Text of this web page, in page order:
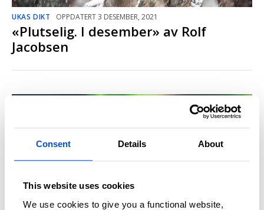
Consent Details About
This website uses cookies
We use cookies to give you a functional website,
UKAS DIKT OPPDATERT 3 DESEMBER, 2021
«Plutselig. I desember» av Rolf
Jacobsen